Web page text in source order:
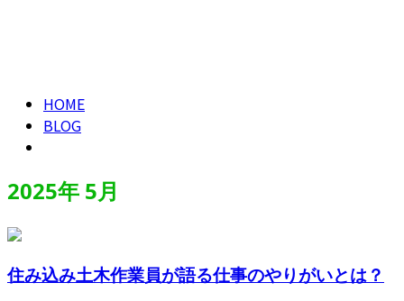
HOME
BLOG
2025年 5月
住み込み土木作業員が語る仕事のやりがいとは？